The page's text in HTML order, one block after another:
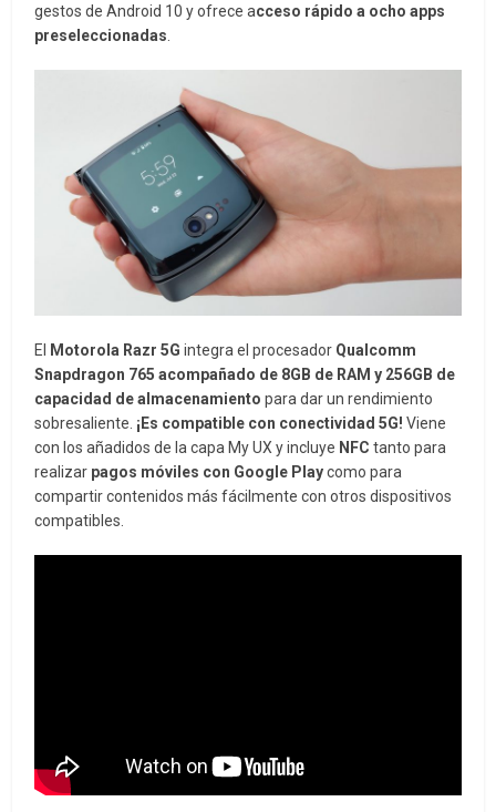
gestos de Android 10 y ofrece acceso rápido a ocho apps
preseleccionadas
El Motorola Razr 5Gintegra el procesador Qualcomm
Snapdragon 765 acompañado de 8GB de RAM y 256GB de
capacidad de almacenamiento para dar un rendimiento
sobresaliente. ¡Es compatible con conectividad 5G!Viene
con los añadidos de la capa My UX y incluye NFC tanto para
realizar pagos móviles con Google Playcomo para
compartir contenidos más fácilmente con otros dispositivos
compatibles.